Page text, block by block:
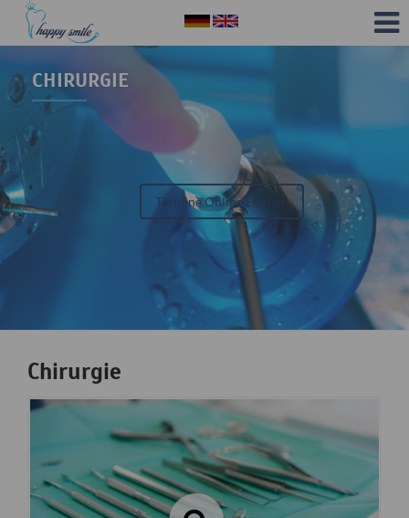
Termine Online Buchen
CHIRURGIE
Chirurgie